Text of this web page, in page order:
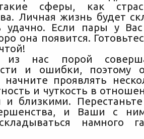
сферы, как
Личная жизнь будет
удачно. Если пары у
она появится.
из нас порой
и ошибки, поэтому
начните проявлять
и чуткость в
близкими.
и Ваши с
намного